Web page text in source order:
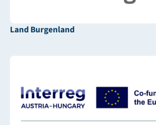
Land Burgenland